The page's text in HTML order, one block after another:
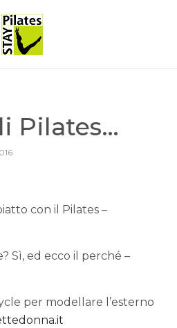
Pilates…
con il Pilates –
Sì, ed ecco il perché –
per modellare l’esterno